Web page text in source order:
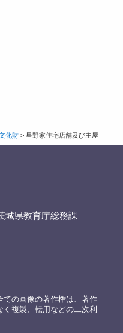
化財> 星野家住宅店舗及び主屋
城県教育庁総務課
ての画像の著作権は、著作
複製、転用などの二次利